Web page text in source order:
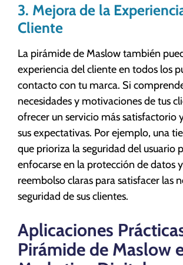
3. Mejora de la
Cliente
La pirámide de Maslow también
experiencia del cliente en todos los
contacto con tu marca. Si
necesidades y motivaciones de tus
ofrecer un servicio más satisfactorio
sus expectativas. Por ejemplo, una
que prioriza la seguridad del usuario
enfocarse en la protección de datos
reembolso claras para satisfacer las
seguridad de sus clientes.
Aplicaciones
Pirámide de Maslow